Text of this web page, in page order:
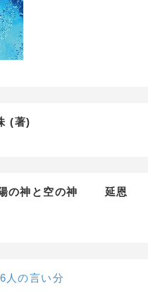
(著)
陽の神と空の神 延恩
人の言い分